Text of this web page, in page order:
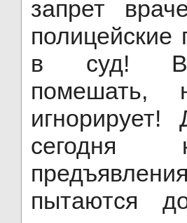
запрет
полицейские
в суд!
помешать,
сегодня
пытаются